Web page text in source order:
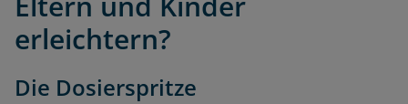
erleichtern?
Die Dosierspritze